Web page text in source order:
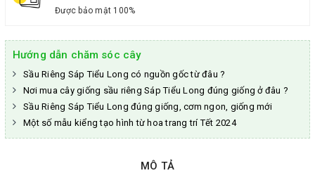
Được bảo mật 100%
Hướng dẫn chăm sóc cây
Sầu Riêng Sáp Tiểu Long có nguồn gốc từ đâu ?
Nơi mua cây giống sầu riêng Sáp Tiểu Long đúng giống ở đâu ?
Sầu Riêng Sáp Tiểu Long đúng giống, cơm ngon, giống mới
Một số mẫu kiểng tạo hình từ hoa trang trí Tết 2024
MÔ TẢ